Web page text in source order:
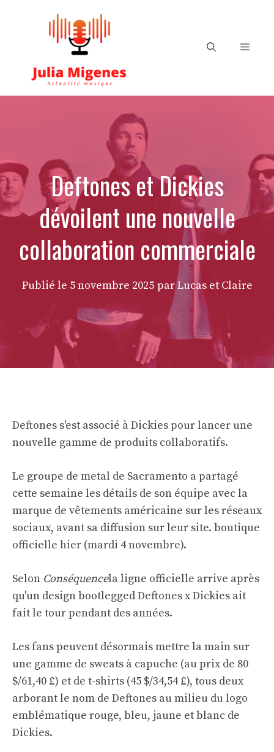
Menu
Deftones et Dickies
dévoilent une nouvelle
collaboration commerciale
Publié le 5 novembre 2025 par Lucas et Claire
Deftones s'est associé à Dickies pour lancer une
nouvelle gamme de produits collaboratifs.
Le groupe de metal de Sacramento a partagé
cette semaine les détails de son équipe avec la
marque de vêtements américaine sur les réseaux
sociaux, avant sa diffusion sur leur site. boutique
officielle hier (mardi 4 novembre).
Selon Conséquencela ligne officielle arrive après
qu'un design bootlegged Deftones x Dickies ait
fait le tour pendant des années.
Les fans peuvent désormais mettre la main sur
une gamme de sweats à capuche (au prix de 80
$/61,40 £) et de t-shirts (45 $/34,54 £), tous deux
arborant le nom de Deftones au milieu du logo
emblématique rouge, bleu, jaune et blanc de
Dickies.